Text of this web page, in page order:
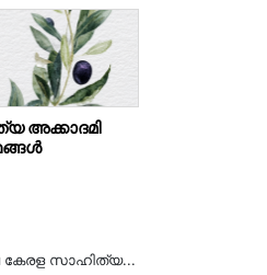
അക്കാദമി
കേരള സാഹിത്യ...